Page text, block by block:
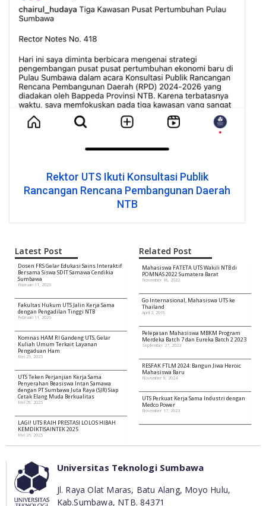
UTS Teken Perjanjian Kerja Sama
Penyerahan Beasiswa Intan Samawa
Cetak Elang Muda Berkualitas
Mei 28, 2025
LAGI! UTS RAIH PRESTASI LOLOS HIBAH
KEMDIKTISAINTEK 2025
Mei 26, 2025
RESFAK FTLM 2024: Bangun Jiwa Heroic
Mahasiswa Baru
Universitas Teknologi Sumbawa
Jl. Raya Olat Maras, Batu Alang, Moyo Hulu,
Map|Events|Careers
Riset & Inovasi
Penerimaan + Beasiswa
Alumni